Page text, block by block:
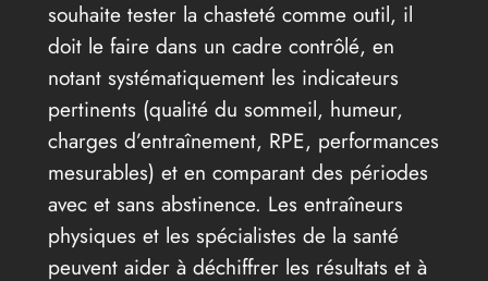
souhaite tester la chasteté comme outil, il
doit le faire dans un cadre contrôlé, en
notant systématiquement les indicateurs
pertinents (qualité du sommeil, humeur,
charges d’entraînement, RPE, performances
mesurables) et en comparant des périodes
avec et sans abstinence. Les entraîneurs
physiques et les spécialistes de la santé
peuvent aider à déchiffrer les résultats et à